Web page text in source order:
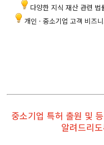
다양한 지식 재산 관련
개인 · 중소기업 고객 비즈
중소기업 특허 출원 및
알려드리